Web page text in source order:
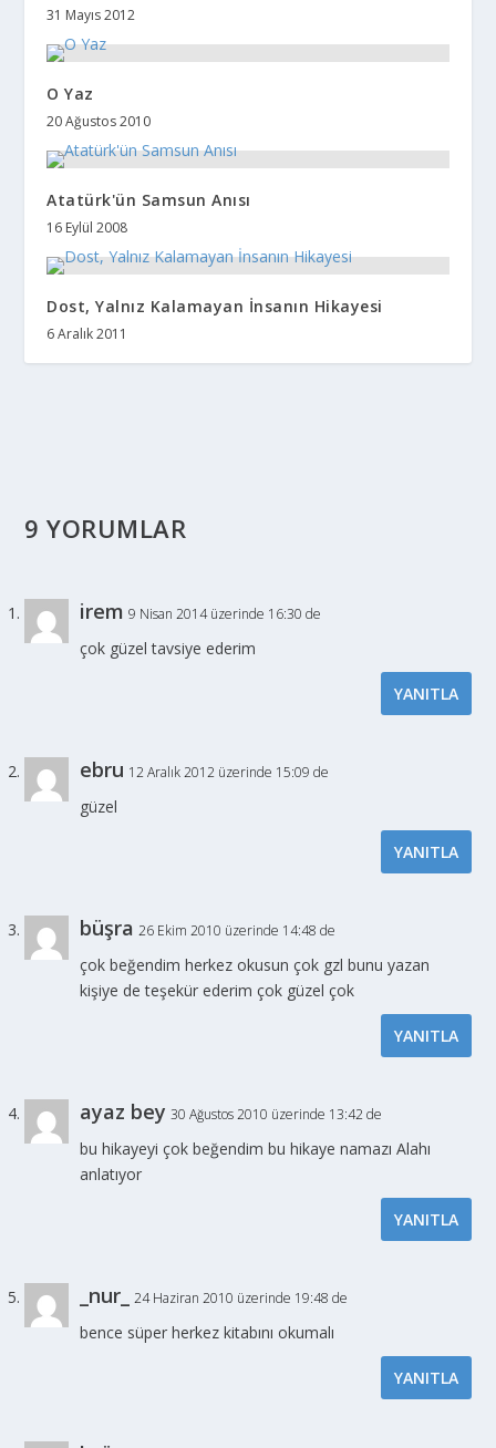
31 Mayıs 2012
O Yaz
20 Ağustos 2010
Atatürk'ün Samsun Anısı
16 Eylül 2008
Dost, Yalnız Kalamayan İnsanın Hikayesi
6 Aralık 2011
9 YORUMLAR
irem 9 Nisan 2014 üzerinde 16:30 de
çok güzel tavsiye ederim
YANITLA
ebru 12 Aralık 2012 üzerinde 15:09 de
güzel
YANITLA
büşra 26 Ekim 2010 üzerinde 14:48 de
çok beğendim herkez okusun çok gzl bunu yazan
kişiye de teşekür ederim çok güzel çok
YANITLA
ayaz bey 30 Ağustos 2010 üzerinde 13:42 de
bu hikayeyi çok beğendim bu hikaye namazı Alahı
anlatıyor
YANITLA
_nur_ 24 Haziran 2010 üzerinde 19:48 de
bence süper herkez kitabını okumalı
YANITLA